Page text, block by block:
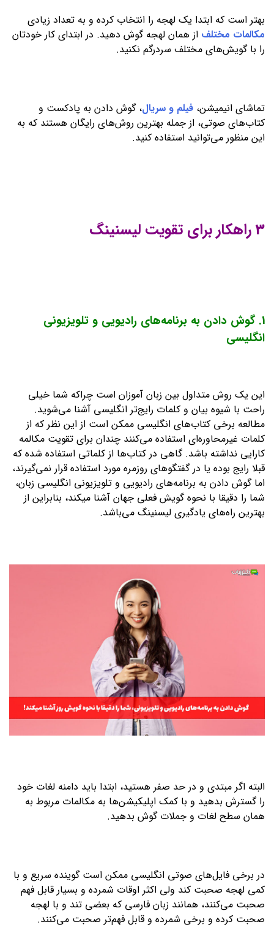
بهتر است که ابتدا یک لهجه را انتخاب کرده و به تعداد زیادی
مکالمات مختلف از همان لهجه گوش دهید. در ابتدای کار خودتان
را با گویش‌های مختلف سردرگم نکنید.
تماشای انیمیشن، فیلم و سریال، گوش دادن به پادکست و
کتاب‌های صوتی، از جمله بهترین روش‌های رایگان هستند که به
این منظور می‌توانید استفاده کنید.
3 راهکار برای تقویت لیسنینگ
1. گوش دادن به برنامه‌های رادیویی و تلویزیونی
انگلیسی
این یک روش متداول بین زبان آموزان است چراکه شما خیلی
راحت با شیوه بیان و کلمات رایج‌تر انگلیسی آشنا می‌شوید.
مطالعه برخی کتاب‌های انگلیسی ممکن است از این نظر که از
کلمات غیرمحاوره‌ای استفاده می‌کنند چندان برای تقویت مکالمه
کارایی نداشته باشد. گاهی در کتاب‌ها از کلماتی استفاده شده که
قبلا رایج بوده یا در گفتگوهای روزمره مورد استفاده قرار نمی‌گیرند،
اما گوش دادن به برنامه‌های رادیویی و تلویزیونی انگلیسی زبان،
شما را دقیقا با نحوه گویش فعلی جهان آشنا میکند، بنابراین از
بهترین راه‌های یادگیری لیسنینگ می‌باشد.
البته اگر مبتدی و در حد صفر هستید، ابتدا باید دامنه لغات خود
را گسترش بدهید و با کمک اپلیکیشن‌ها به مکالمات مربوط به
همان سطح لغات و جملات گوش بدهید.
در برخی فایل‌های صوتی انگلیسی ممکن است گوینده سریع و با
کمی لهجه صحبت کند ولی اکثر اوقات شمرده و بسیار قابل فهم
صحبت می‌کنند، همانند زبان فارسی که بعضی تند و با لهجه
صحبت کرده و برخی شمرده و قابل فهم‌تر صحبت می‌کنند.